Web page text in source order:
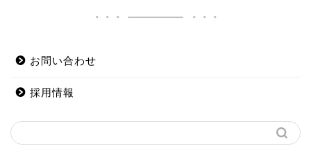
お問い合わせ
採用情報